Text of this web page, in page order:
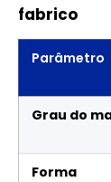
fabrico
Parâmetro
Grau do
Forma